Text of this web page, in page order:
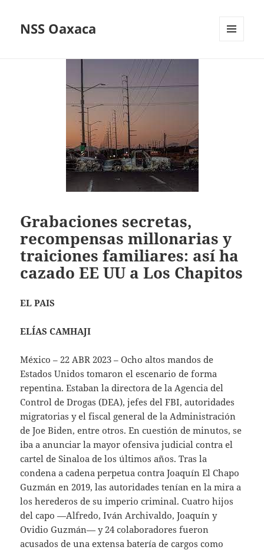
NSS Oaxaca
Grabaciones secretas,
recompensas millonarias y
traiciones familiares: así ha
cazado EE UU a Los Chapitos
EL PAIS
ELÍAS CAMHAJI
México – 22 ABR 2023 – Ocho altos mandos de
Estados Unidos tomaron el escenario de forma
repentina. Estaban la directora de la Agencia del
Control de Drogas (DEA), jefes del FBI, autoridades
migratorias y el fiscal general de la Administración
de Joe Biden, entre otros. En cuestión de minutos, se
iba a anunciar la mayor ofensiva judicial contra el
cartel de Sinaloa de los últimos años. Tras la
condena a cadena perpetua contra Joaquín El Chapo
Guzmán en 2019, las autoridades tenían en la mira a
los herederos de su imperio criminal. Cuatro hijos
del capo —Alfredo, Iván Archivaldo, Joaquín y
Ovidio Guzmán— y 24 colaboradores fueron
acusados de una extensa batería de cargos como